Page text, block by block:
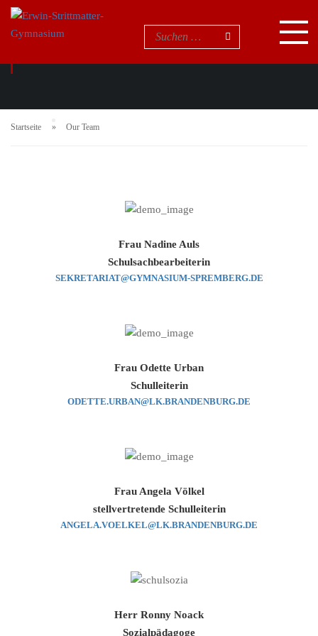
OUR TEAM
Startseite Our Team
Frau Nadine Auls
Schulsachbearbeiterin
SEKRETARIAT@GYMNASIUM-SPREMBERG.DE
Frau Odette Urban
Schulleiterin
ODETTE.URBAN@LK.BRANDENBURG.DE
Frau Angela Völkel
stellvertretende Schulleiterin
ANGELA.VOELKEL@LK.BRANDENBURG.DE
Herr Ronny Noack
Sozialpädagoge